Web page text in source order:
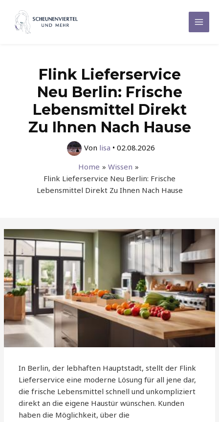
Inhalt
springen
Main
Flink Lieferservice
Neu Berlin: Frische
Lebensmittel Direkt
Zu Ihnen Nach Hause
Von lisa • 02.08.2026
Home
Wissen
Flink Lieferservice Neu Berlin: Frische
Lebensmittel Direkt Zu Ihnen Nach Hause
In Berlin, der lebhaften Hauptstadt, stellt der Flink
Lieferservice eine moderne Lösung für all jene dar,
die frische Lebensmittel schnell und unkompliziert
direkt an die eigene Haustür wünschen. Kunden
haben die Möglichkeit, über die